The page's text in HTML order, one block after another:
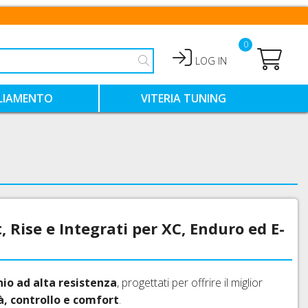
LOG IN
0
TECNICO
VITERIA TUNING
VITI ACCIAIO COLORATE
e Integrati per XC, Enduro ed E-
ad alta resistenza, progettati per offrire il miglior
controllo e comfort.